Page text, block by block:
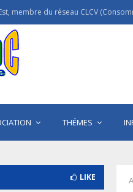
membre du réseau CLCV
THÉMES
LIKE